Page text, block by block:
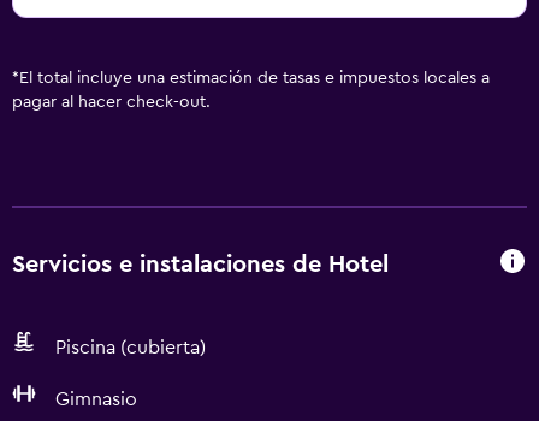
* El total incluye una estimación de tasas e impuestos locales a
pagar al hacer check-out.
Servicios e instalaciones de Hotel
Piscina (cubierta)
Gimnasio